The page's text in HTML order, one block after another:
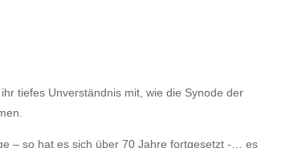
tiefes Unverständnis mit, wie die Synode der
– so hat es sich über 70 Jahre fortgesetzt -… es